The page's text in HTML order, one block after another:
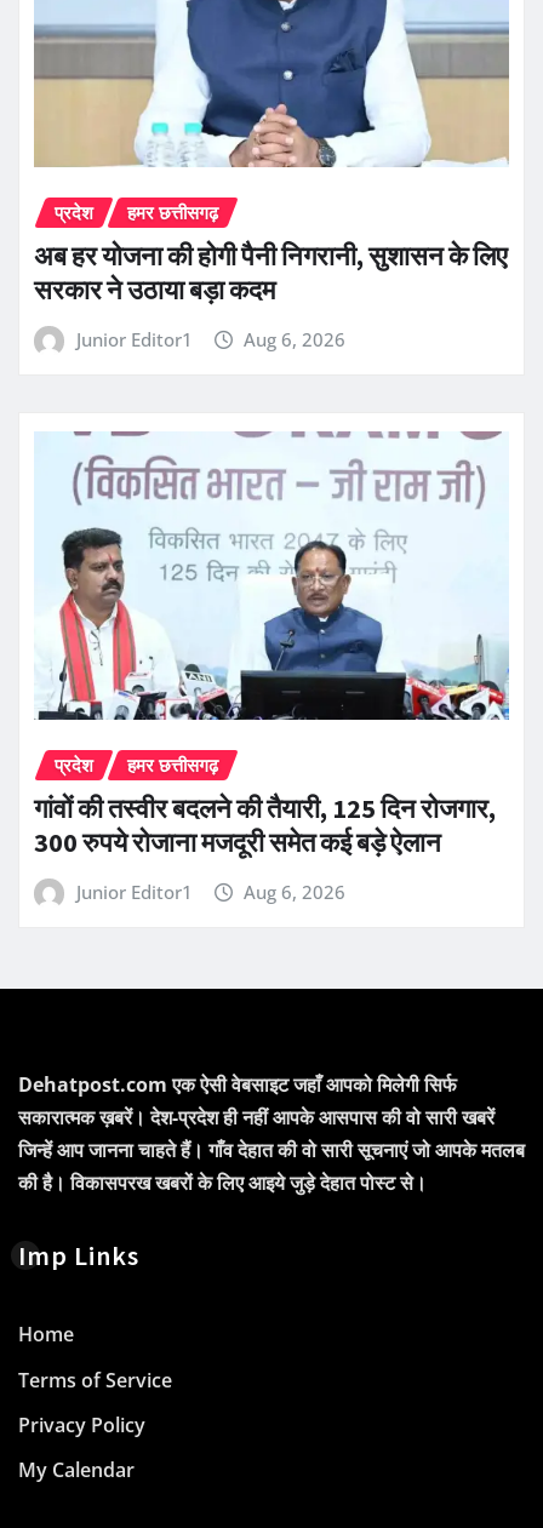
प्रदेश हमर छत्तीसगढ़
अब हर योजना की होगी पैनी निगरानी, सुशासन के लिए
सरकार ने उठाया बड़ा कदम
Junior Editor1 Aug 6, 2026
प्रदेश हमर छत्तीसगढ़
गांवों की तस्वीर बदलने की तैयारी, 125 दिन रोजगार,
300 रुपये रोजाना मजदूरी समेत कई बड़े ऐलान
Junior Editor1 Aug 6, 2026
Dehatpost.com एक ऐसी वेबसाइट जहाँ आपको मिलेगी सिर्फ
सकारात्मक ख़बरें। देश-प्रदेश ही नहीं आपके आसपास की वो सारी खबरें
जिन्हें आप जानना चाहते हैं। गाँव देहात की वो सारी सूचनाएं जो आपके मतलब
की है। विकासपरख खबरों के लिए आइये जुड़े देहात पोस्ट से।
Imp Links
Home
Terms of Service
Privacy Policy
My Calendar